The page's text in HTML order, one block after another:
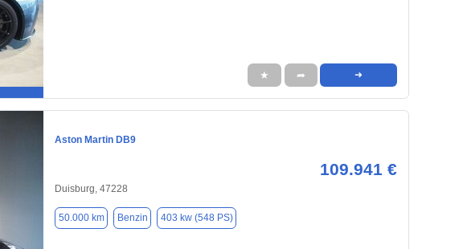
★ ➦ ➜
Aston Martin DB9
109.941 €
Duisburg, 47228
50.000 km Benzin 403 kw (548 PS)